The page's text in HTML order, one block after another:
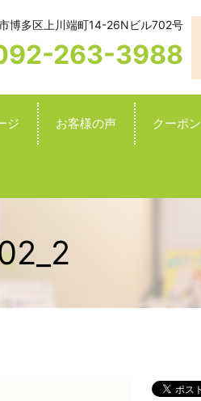
多区上川端町14-26Nビル702号
263-3988
ジ お客様の声 クーポン